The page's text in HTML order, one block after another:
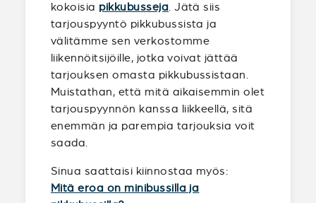
kokoisia pikkubusseja . Jätä siis
tarjouspyyntö pikkubussista ja
välitämme sen verkostomme
liikennöitsijöille, jotka voivat jättää
tarjouksen omasta pikkubussistaan.
Muistathan, että mitä aikaisemmin olet
tarjouspyynnön kanssa liikkeellä, sitä
enemmän ja parempia tarjouksia voit
saada.
Sinua saattaisi kiinnostaa myös:
Mitä eroa on minibussilla ja